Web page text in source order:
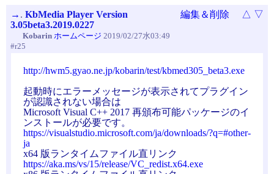
→ . KbMedia Player Version
3.05beta3.2019.0227
Kobarin ホームページ 2019/02/27水03:49
#r25
編集＆削除 △ ▽
http://hwm5.gyao.ne.jp/kobarin/test/kbmed305_beta3.exe
起動時にエラーメッセージが表示されてプラグイン
が認識されない場合は
Microsoft Visual C++ 2017 再頒布可能パッケージのイ
ンストールが必要です。
https://visualstudio.microsoft.com/ja/downloads/?q=#other-
ja
x64 版ランタイムファイル直リンク
https://aka.ms/vs/15/release/VC_redist.x64.exe